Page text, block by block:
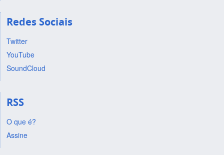
Redes Sociais
Twitter
YouTube
SoundCloud
RSS
O que é?
Assine